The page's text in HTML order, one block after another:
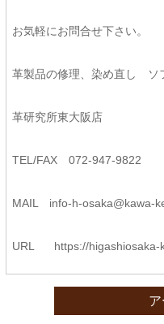
お気軽にお問合せ下さい。
革製品の修理、染め直し ソ
革研究所東大阪店
TEL/FAX 072-947-9822
MAIL info-h-osaka@kawa-
URL https://higashiosaka-